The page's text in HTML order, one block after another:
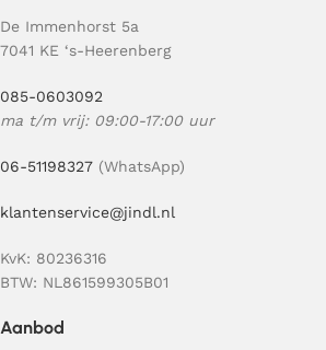
De Immenhorst 5a
7041 KE ‘s-Heerenberg
085-0603092
ma t/m vrij: 09:00-17:00 uur
06-51198327 (WhatsApp)
klantenservice@jindl.nl
KvK: 80236316
BTW: NL861599305B01
Aanbod